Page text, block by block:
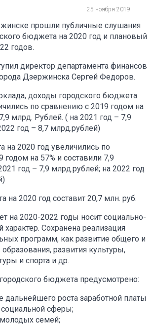
25 ноября 2019
прошли публичные слушания
бюджета на 2020 год и плановый
годов.
директор департамента финансов
Дзержинска Сергей Федоров.
доходы городского бюджета
по сравнению с 2019 годом на
млрд. Рублей. ( на 2021 год – 7,9
год – 8,7 млрд.рублей)
2020 год увеличились по
на 57% и составили 7,9
год – 7,9 млрд.рублей; на 2022 год
2020 год составит 20,7 млн. руб.
на 2020-2022 годы носит социально-
Сохранена реализация
программ, как развитие общего и
развития культуры,
и спорта и др.
бюджета предусмотрено:
дальнейшего роста заработной платы
сферы;
семей;